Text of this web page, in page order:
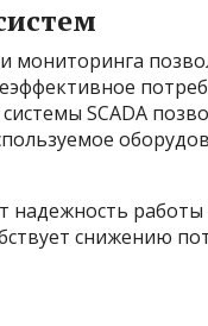
мониторинга
SCADA
работы
снижению